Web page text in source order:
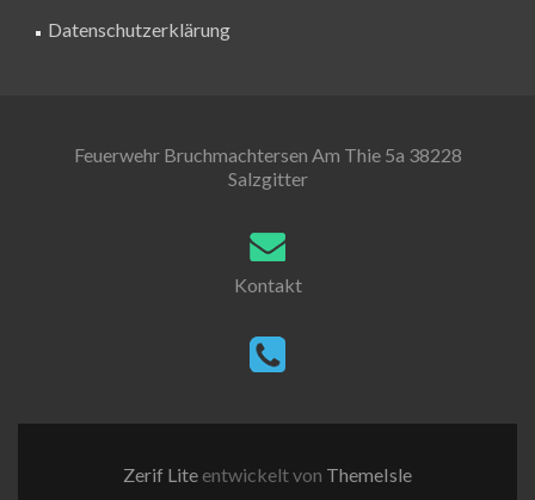
Datenschutzerklärung
Feuerwehr Bruchmachtersen Am Thie 5a 38228
Salzgitter
Kontakt
Zerif Lite entwickelt von ThemeIsle